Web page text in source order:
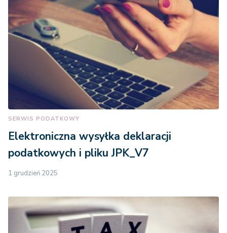
SERWIS PODATKOWY
Elektroniczna wysyłka deklaracji
podatkowych i pliku JPK_V7
1 grudzień 2025